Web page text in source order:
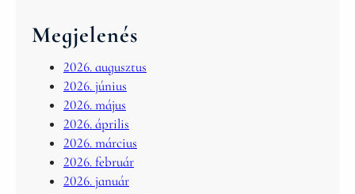
Megjelenés
2026. augusztus
2026. június
2026. május
2026. április
2026. március
2026. február
2026. január